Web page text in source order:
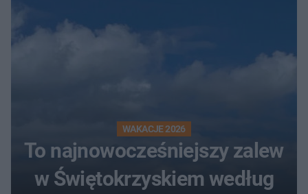
WAKACJE 2026
To najnowocześniejszy zalew
w Świętokrzyskiem według